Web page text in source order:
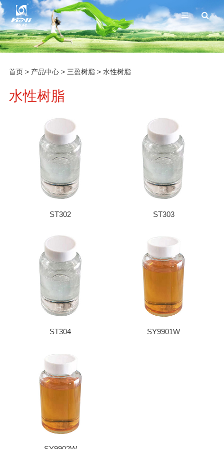
首页> 产品中心> 三盈树脂> 水性树脂
水性树脂
ST302 ST303
ST304 SY9901W